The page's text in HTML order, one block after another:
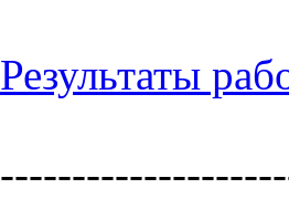
Результаты